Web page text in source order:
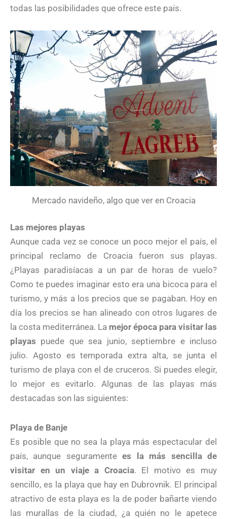
todas las posibilidades que ofrece este país.
Mercado navideño, algo que ver en Croacia
Las mejores playas
Aunque cada vez se conoce un poco mejor el país, el
principal reclamo de Croacia fueron sus playas.
¿Playas paradisíacas a un par de horas de vuelo?
Como te puedes imaginar esto era una bicoca para el
turismo, y más a los precios que se pagaban. Hoy en
día los precios se han alineado con otros lugares de
la costa mediterránea. La mejor época para visitar las
playas puede que sea junio, septiembre e incluso
julio. Agosto es temporada extra alta, se junta el
turismo de playa con el de cruceros. Si puedes elegir,
lo mejor es evitarlo. Algunas de las playas más
destacadas son las siguientes:
Playa de Banje
Es posible que no sea la playa más espectacular del
país, aunque seguramentees la más sencilla de
visitar en un viaje a Croacia. El motivo es muy
sencillo, es la playa que hay en Dubrovnik. El principal
atractivo de esta playa es la de poder bañarte viendo
las murallas de la ciudad, ¿a quién no le apetece